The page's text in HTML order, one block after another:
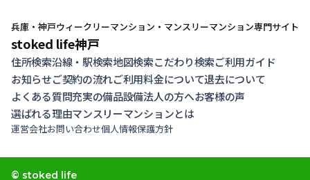
兵庫・神戸ウィークリーマンション・マンスリーマンション専門サイト
stoked life神戸
住所検索沿線・駅検索地図検索こだわり検索ご利用ガイド
お知らせご契約の流れご利用料金について退去について
よくある質問充実の備品設備法人の方へお客様の声
選ばれる理由マンスリーマンションとは
運営会社お問い合わせ個人情報保護方針
© stoked life